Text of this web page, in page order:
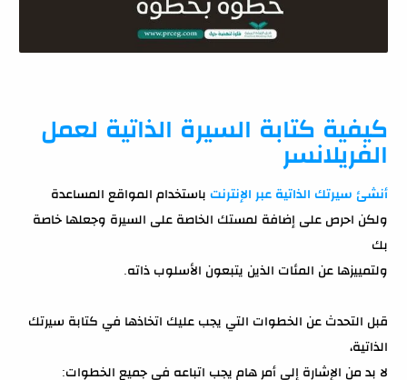
كيفية كتابة السيرة الذاتية لعمل
الفريلانسر
أنشئ سيرتك الذاتية عبر الإنترنت باستخدام المواقع المساعدة
ولكن احرص على إضافة لمستك الخاصة على السيرة وجعلها خاصة
بك
ولتمييزها عن المئات الذين يتبعون الأسلوب ذاته.
قبل التحدث عن الخطوات التي يجب عليك اتخاذها في كتابة سيرتك
الذاتية،
لا بد من الإشارة إلى أمر هام يجب اتباعه في جميع الخطوات: